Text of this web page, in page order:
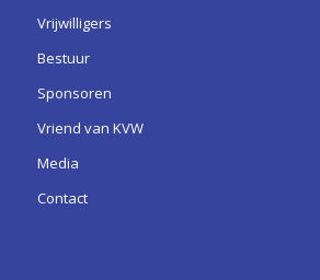
Vrijwilligers
Bestuur
Sponsoren
Vriend van KVW
Media
Contact